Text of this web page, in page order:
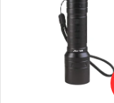
Najpredávanejšie
Abecedne